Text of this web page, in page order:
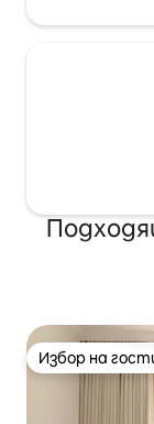
близо до село
на Сеул, а
отпуснете в
насладите на
Избор на
Избор на